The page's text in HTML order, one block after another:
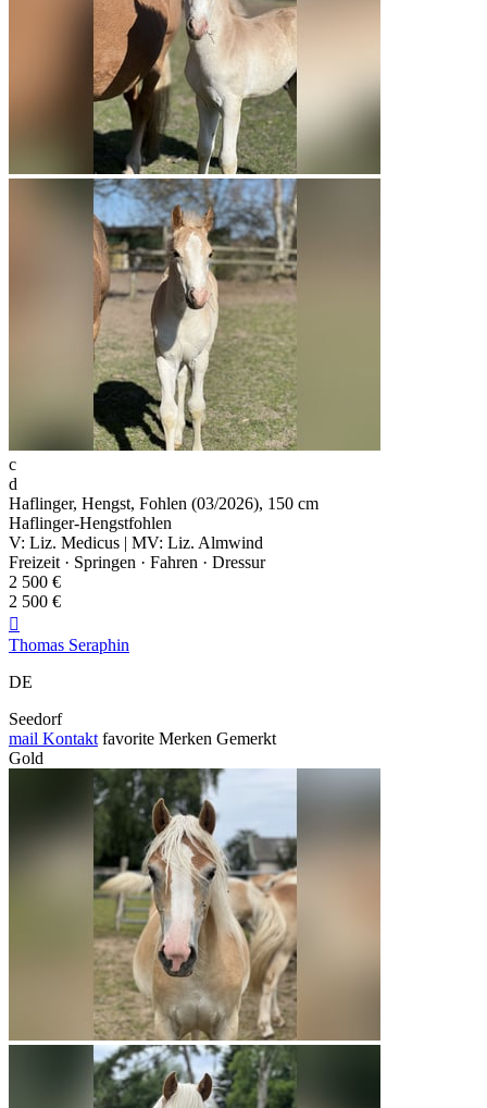
c
d
Haflinger, Hengst, Fohlen (03/2026), 150 cm
Haflinger-Hengstfohlen
V: Liz. Medicus | MV: Liz. Almwind
Freizeit · Springen · Fahren · Dressur
2 500 €
2 500 €

Thomas Seraphin
DE
Seedorf
mail Kontakt favorite Merken Gemerkt
Gold